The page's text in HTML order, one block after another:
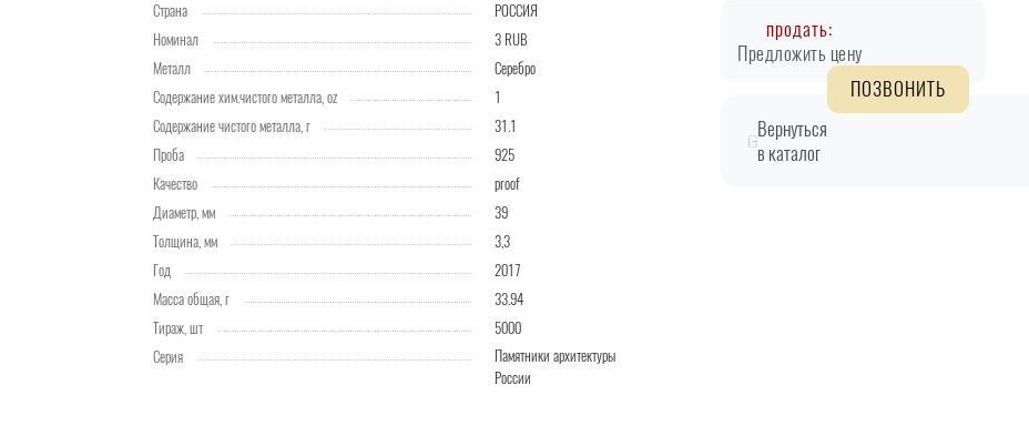
Страна
РОССИЯ
Номинал
3 RUB
Металл
Серебро
Содержание хим.чистого металла, oz
1
Содержание чистого металла, г
31.1
Проба
925
Качество
proof
Диаметр, мм
39
Толщина, мм
3,3
Год
2017
Масса общая, г
33.94
Тираж, шт
5000
Серия
Памятники архитектуры
России
продать:
Предложить цену
ПОЗВОНИТЬ
Вернуться
в каталог